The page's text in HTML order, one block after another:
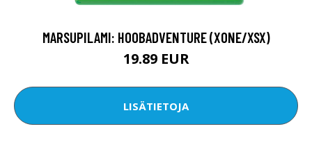
MARSUPILAMI: HOOBADVENTURE (XONE/XSX)
19.89 EUR
LISÄTIETOJA